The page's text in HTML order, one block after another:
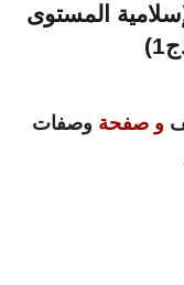
المستوى
و صفحة وصفات